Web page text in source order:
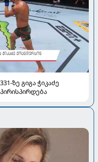
ზე გიგა ჭიკაძე